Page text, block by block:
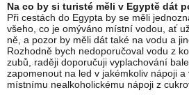
Na co by si turisté měli v Egyptě dát
Při cestách do Egypta by se měli
všeho, co je omýváno místní vodou, ať
ně, a pozor by měli dát také na vodu a
Rozhodně bych nedoporučoval vodu z
zubů, raději doporučuji vyplachování
zapomenout na led v jakémkoliv nápoji
místnímu nealkoholickému nápoji z